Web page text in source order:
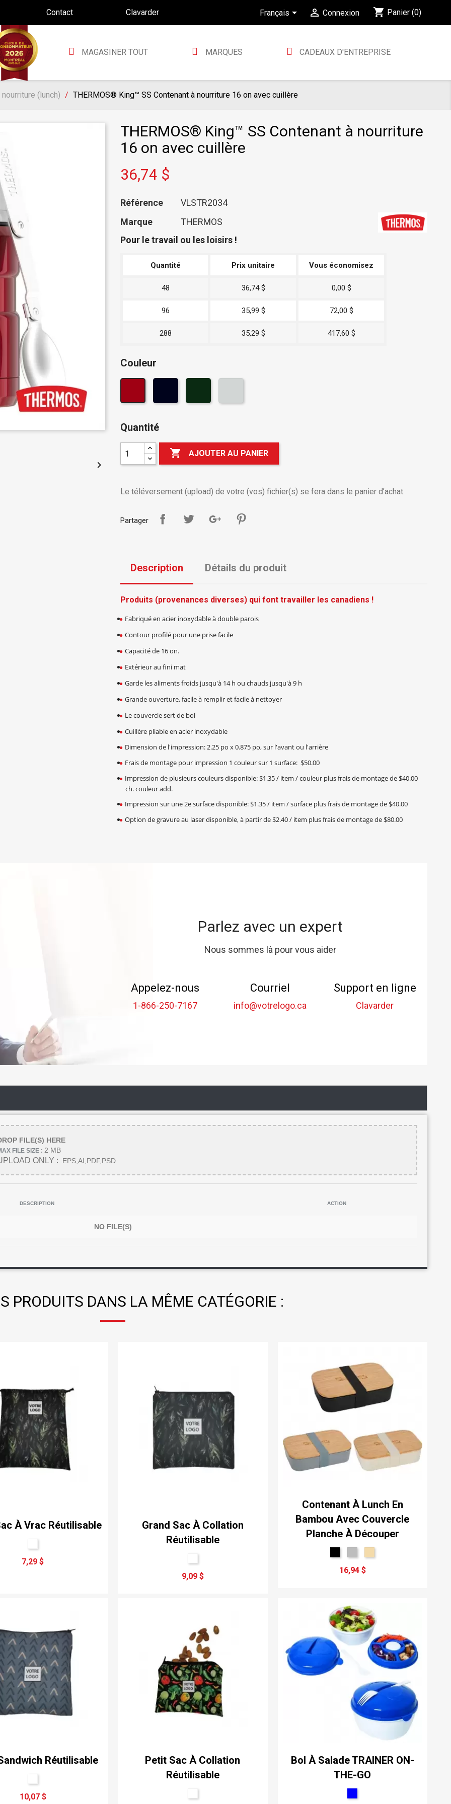
Contact Clavarder Français  Connexion shopping_cart Panier (0)
MAGASINER TOUT MARQUES CADEAUX D'ENTREPRISE
(lunch) THERMOS® King™ SS Contenant à nourriture 16 on avec cuillère

THERMOS® King™ SS Contenant à nourriture
16 on avec cuillère
36,74 $
Référence
VLSTR2034
Marque
THERMOS
Pour le travail ou les loisirs !
Quantité Prix unitaire Vous économisez
48 36,74 $ 0,00 $
96 35,99 $ 72,00 $
288 35,29 $ 417,60 $
Couleur
Quantité
 AJOUTER AU PANIER
Le téléversement (upload) de votre (vos) fichier(s) se fera dans le panier d’achat.
Partager
Description Détails du produit
Produits (provenances diverses) qui font travailler les canadiens !
Fabriqué en acier inoxydable à double parois
Contour profilé pour une prise facile
Capacité de 16 on.
Extérieur au fini mat
Garde les aliments froids jusqu'à 14 h ou chauds jusqu'à 9 h
Grande ouverture, facile à remplir et facile à nettoyer
Le couvercle sert de bol
Cuillère pliable en acier inoxydable
Dimension de l'impression: 2.25 po x 0.875 po, sur l'avant ou l'arrière
Frais de montage pour impression 1 couleur sur 1 surface: $50.00
Impression de plusieurs couleurs disponible: $1.35 / item / couleur plus frais de montage de $40.00
ch. couleur add.
Impression sur une 2e surface disponible: $1.35 / item / surface plus frais de montage de $40.00
Option de gravure au laser disponible, à partir de $2.40 / item plus frais de montage de $80.00
Parlez avec un expert
Nous sommes là pour vous aider
Appelez-nous
1-866-250-7167
Courriel
info@votrelogo.ca
Support en ligne
Clavarder
FILE(S) HERE
FILE SIZE : 2 MB
ONLY : .EPS,AI,PDF,PSD
DESCRIPTION ACTION
NO FILE(S)
PRODUITS DANS LA MÊME CATÉGORIE :
À Vrac Réutilisable
7,29 $
Grand Sac À Collation
Réutilisable
9,09 $
Contenant À Lunch En
Bambou Avec Couvercle
Planche À Découper
16,94 $
Réutilisable
10,07 $
Petit Sac À Collation
Réutilisable
Bol À Salade TRAINER ON-
THE-GO